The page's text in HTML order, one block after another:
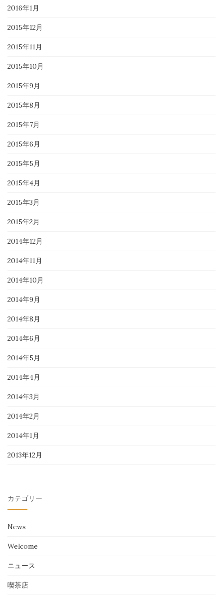
2016年1月
2015年12月
2015年11月
2015年10月
2015年9月
2015年8月
2015年7月
2015年6月
2015年5月
2015年4月
2015年3月
2015年2月
2014年12月
2014年11月
2014年10月
2014年9月
2014年8月
2014年6月
2014年5月
2014年4月
2014年3月
2014年2月
2014年1月
2013年12月
カテゴリー
News
Welcome
ニュース
喫茶店